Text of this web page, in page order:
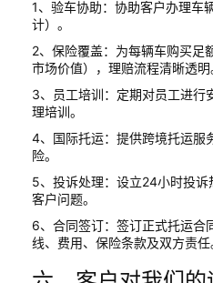
1、验车协助：协助客户办理车
计）。
2、保险覆盖：为每辆车购买足
市场价值），理赔流程清晰透明
3、员工培训：定期对员工进行
理培训。
4、国际托运：提供跨境托运服
险。
5、投诉处理：设立24小时投
客户问题。
6、合同签订：签订正式托运合
线、费用、保险条款及双方责任